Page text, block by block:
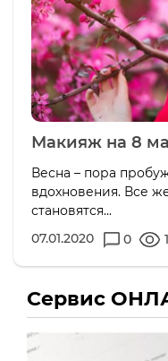
Макияж на 8
Весна – пора
вдохновения. Все
становятся...
07.01.2020
0
Сервис